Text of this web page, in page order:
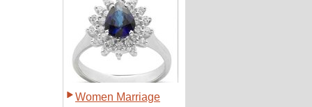
Women Marriage